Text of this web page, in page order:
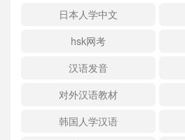
日本人学中文
hsk网考
汉语发音
对外汉语教材
韩国人学汉语